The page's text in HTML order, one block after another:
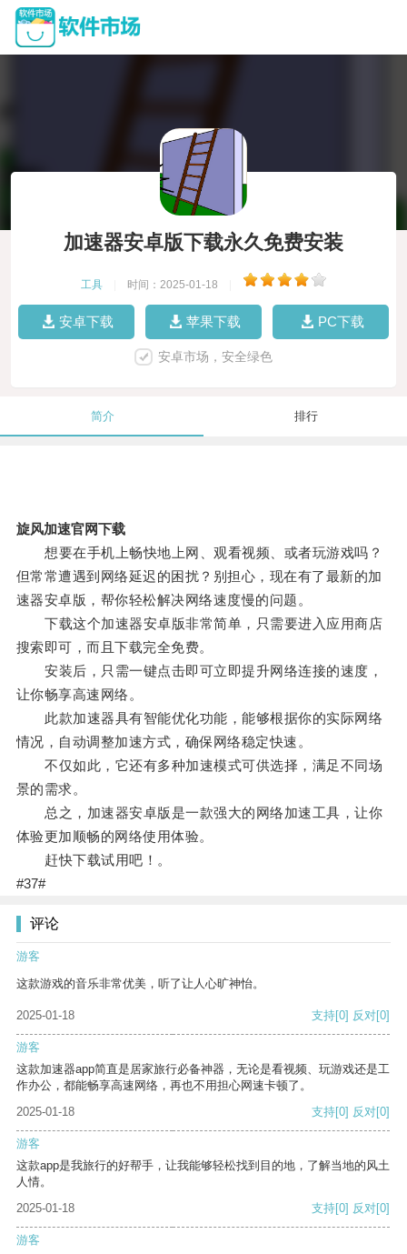
加速器安卓版下载永久免费安装
工具 时间：2025-01-18
安卓下载 苹果下载 PC下载
安卓市场，安全绿色
简介 排行
旋风加速官网下载
想要在手机上畅快地上网、观看视频、或者玩游戏吗？
但常常遭遇到网络延迟的困扰？别担心，现在有了最新的加
速器安卓版，帮你轻松解决网络速度慢的问题。
下载这个加速器安卓版非常简单，只需要进入应用商店
搜索即可，而且下载完全免费。
安装后，只需一键点击即可立即提升网络连接的速度，
让你畅享高速网络。
此款加速器具有智能优化功能，能够根据你的实际网络
情况，自动调整加速方式，确保网络稳定快速。
不仅如此，它还有多种加速模式可供选择，满足不同场
景的需求。
总之，加速器安卓版是一款强大的网络加速工具，让你
体验更加顺畅的网络使用体验。
赶快下载试用吧！。
#37#
评论
游客
这款游戏的音乐非常优美，听了让人心旷神怡。
2025-01-18 支持[0] 反对[0]
游客
这款加速器app简直是居家旅行必备神器，无论是看视频、玩游戏还是工
作办公，都能畅享高速网络，再也不用担心网速卡顿了。
2025-01-18
支持[0] 反对[0]
游客
这款app是我旅行的好帮手，让我能够轻松找到目的地，了解当地的风土
人情。
2025-01-18
支持[0] 反对[0]
游客